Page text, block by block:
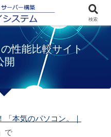
他メーカーのOfficeとの
が公開
性能比較サイト
開
本気のパソコン。｜
で
検索